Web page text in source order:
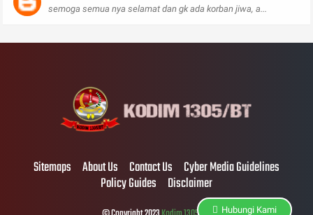
semoga semua nya selamat dan gk ada korban jiwa, a...
Sitemaps About Us Contact Us Cyber Media Guidelines
Policy Guides Disclaimer
Hubungi Kami